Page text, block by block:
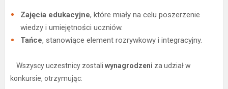
Zajęcia edukacyjne, które miały na celu poszerzenie
wiedzy i umiejętności uczniów.
Tańce, stanowiące element rozrywkowy i integracyjny.
​Wszyscy uczestnicy zostali wynagrodzeni za udział w
konkursie, otrzymując: